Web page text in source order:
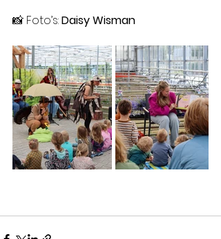
📸 Foto’s: Daisy Wisman